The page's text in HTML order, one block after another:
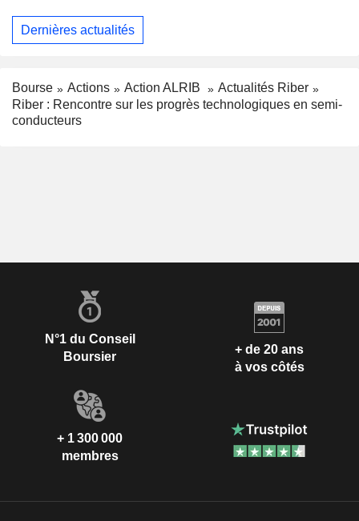
Dernières actualités
Bourse Actions Action ALRIB
Actualités Riber
Riber : Rencontre sur les progrès technologiques en semi-
conducteurs
N°1 du Conseil
Boursier
+ de 20 ans
à vos côtés
+ 1 300 000
membres